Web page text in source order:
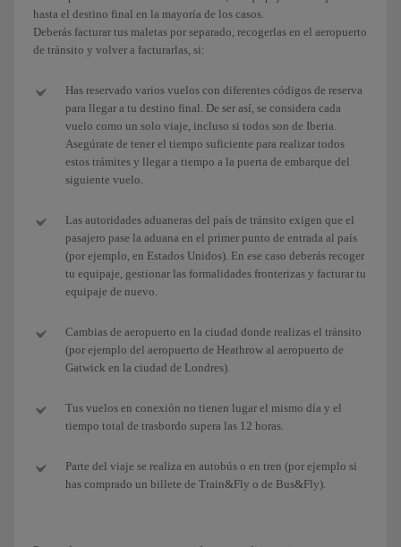
hasta el destino final en la mayoría de los casos.
Deberás facturar tus maletas por separado, recogerlas en el aeropuerto
de tránsito y volver a facturarlas, si:
Has reservado varios vuelos con diferentes códigos de reserva
para llegar a tu destino final. De ser así, se considera cada
vuelo como un solo viaje, incluso si todos son de Iberia.
Asegúrate de tener el tiempo suficiente para realizar todos
estos trámites y llegar a tiempo a la puerta de embarque del
siguiente vuelo.
Las autoridades aduaneras del país de tránsito exigen que el
pasajero pase la aduana en el primer punto de entrada al país
(por ejemplo, en Estados Unidos). En ese caso deberás recoger
tu equipaje, gestionar las formalidades fronterizas y facturar tu
equipaje de nuevo.
Cambias de aeropuerto en la ciudad donde realizas el tránsito
(por ejemplo del aeropuerto de Heathrow al aeropuerto de
Gatwick en la ciudad de Londres).
Tus vuelos en conexión no tienen lugar el mismo día y el
tiempo total de trasbordo supera las 12 horas.
Parte del viaje se realiza en autobús o en tren (por ejemplo si
has comprado un billete de Train&Fly o de Bus&Fly).